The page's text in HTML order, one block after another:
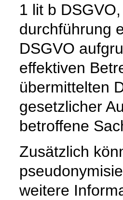
1 lit b
durchführung
DSGVO
effektiven
übermittelten
gesetzlicher
betroffene
Zusätzlich
weitere